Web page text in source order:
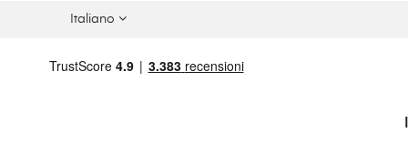
Italiano